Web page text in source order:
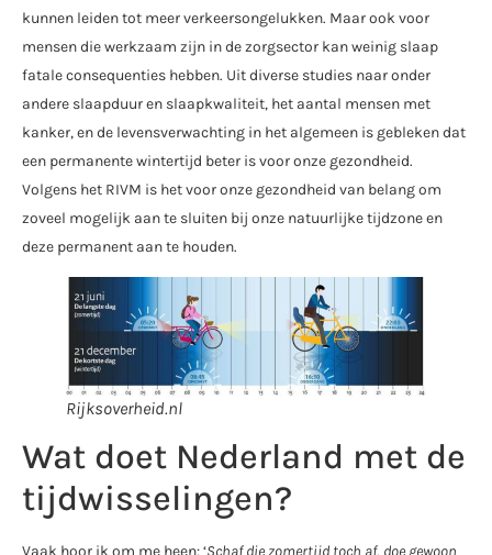
kunnen leiden tot meer verkeersongelukken. Maar ook voor
mensen die werkzaam zijn in de zorgsector kan weinig slaap
fatale consequenties hebben. Uit diverse studies naar onder
andere slaapduur en slaapkwaliteit, het aantal mensen met
kanker, en de levensverwachting in het algemeen is gebleken dat
een permanente wintertijd beter is voor onze gezondheid.
Volgens het RIVM is het voor onze gezondheid van belang om
zoveel mogelijk aan te sluiten bij onze natuurlijke tijdzone en
deze permanent aan te houden.
Rijksoverheid.nl
Wat doet Nederland met de
tijdwisselingen?
Vaak hoor ik om me heen: ‘Schaf die zomertijd toch af, doe gewoon